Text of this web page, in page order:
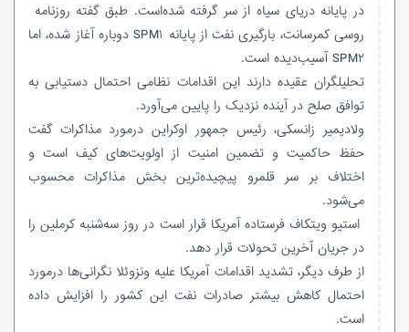
در پایانه دریای سیاه از سر گرفته شده‌است. طبق گفته‌ روزنامه‌
روسی کمرسانت، بارگیری نفت از پایانه SPM۱ دوباره آغاز شده، اما
SPM۲ آسیب‌دیده است.
تحلیلگران عقیده دارند این اقدامات نظامی احتمال دستیابی به
توافق صلح در آینده نزدیک را پایین می‌آورد.
ولادیمیر زانسکی، رئیس جمهور اوکراین درمورد مذاکرات گفت
حفظ حاکمیت و تضمین امنیت از اولویت‌های کیف است و
اختلاف بر سر قلمرو پیچیده‌ترین بخش مذاکرات محسوب
می‌شود.
استیو ویتکاف فرستاده آمریکا قرار است در روز سه‌شنبه کرملین را
در جریان آخرین تحولات قرار دهد.
از طرف دیگر، تشدید اقدامات آمریکا علیه ونزوئلا نگرانی‌ها درمورد
احتمال کاهش بیشتر صادرات نفت این کشور را افزایش داده
است.